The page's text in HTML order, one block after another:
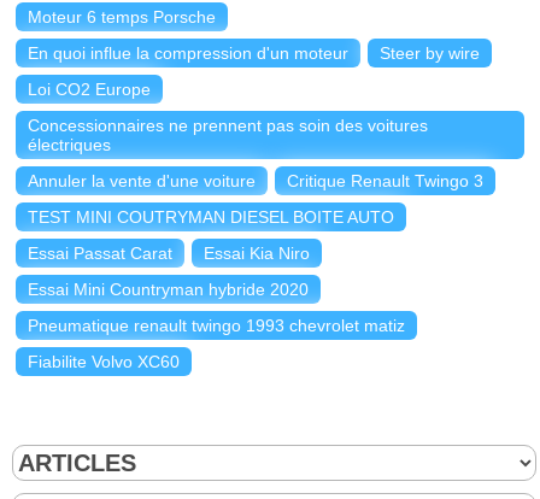
Moteur 6 temps Porsche
En quoi influe la compression d'un moteur
Steer by wire
Loi CO2 Europe
Concessionnaires ne prennent pas soin des voitures
électriques
Annuler la vente d'une voiture
Critique Renault Twingo 3
TEST MINI COUTRYMAN DIESEL BOITE AUTO
Essai Passat Carat
Essai Kia Niro
Essai Mini Countryman hybride 2020
Pneumatique renault twingo 1993 chevrolet matiz
Fiabilite Volvo XC60